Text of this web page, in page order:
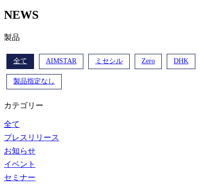
NEWS
製品
全て AIMSTAR ミセシル Zero DHK
製品指定なし
カテゴリー
全て
プレスリリース
お知らせ
イベント
セミナー